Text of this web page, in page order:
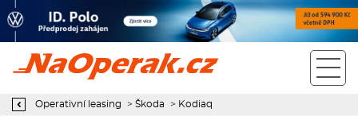
Operativní leasing Škoda Kodiaq Sportline 2,0 TDI 142 kW 7-stup.
Operativní leasing > Škoda > Kodiaq